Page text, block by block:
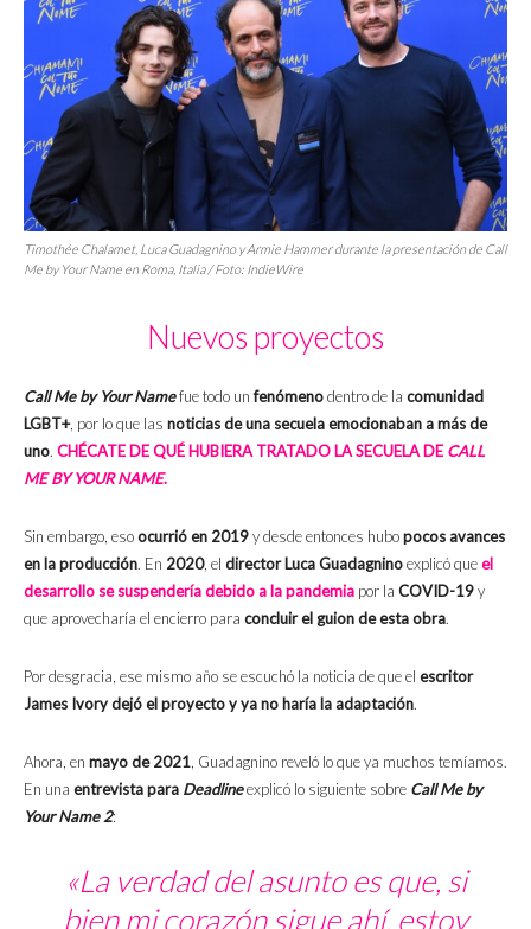
Timothée Chalamet, Luca Guadagnino y Armie Hammer durante la presentación de Call
Me by Your Name en Roma, Italia / Foto: IndieWire
Nuevos proyectos
Call Me by Your Namefue todo unfenómenodentro de la comunidad
LGBT+, por lo que las noticias de una secuelaemocionaban a más de
uno. CHÉCATE DE QUÉ HUBIERA TRATADO LA SECUELA DE CALL
ME BY YOUR NAME.
Sin embargo, esoocurrió en 2019y desde entonces hubopocos avances
en la producción. En 2020, el director Luca Guadagninoexplicó queel
desarrollo se suspendería debido a la pandemia por la COVID-19y
que aprovecharía el encierro para concluir el guion de esta obra.
Por desgracia, ese mismo año se escuchó la noticia de que el escritor
James Ivory dejó el proyecto y ya no haría la adaptación.
Ahora, en mayo de 2021, Guadagnino reveló lo que ya muchos temíamos.
En una entrevista para Deadlineexplicó lo siguiente sobre Call Me by
Your Name 2:
«La verdad del asunto es que, si
bien mi corazón sigue ahí, estoy